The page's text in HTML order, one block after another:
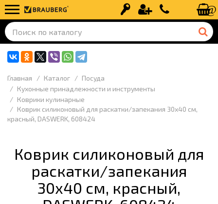
Вход Регистрация+7 (499) 110-
Главная Каталог
Посуда
Кухонные принадлежности и инструменты
Коврики кулинарные
Коврик силиконовый для раскатки/запекания 30х40 см,
красный, DASWERK, 608424
Коврик силиконовый для
раскатки/запекания
30х40 см, красный,